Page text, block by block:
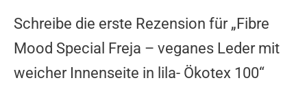
Schreibe die erste Rezension für „Fibre
Mood Special Freja – veganes Leder mit
weicher Innenseite in lila- Ökotex 100“